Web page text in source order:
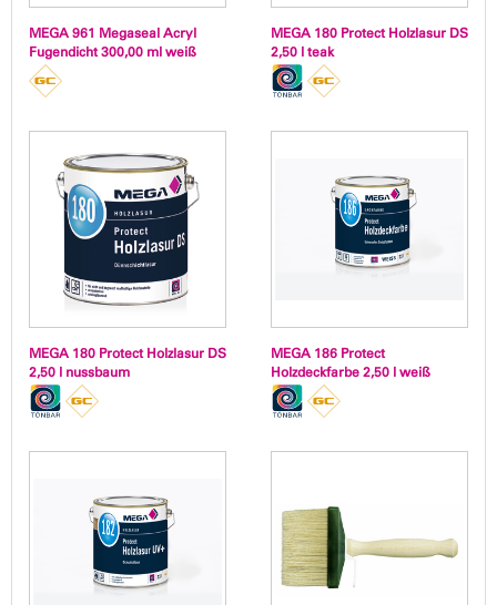
MEGA 961 Megaseal Acryl
Fugendicht 300,00 ml weiß
MEGA 180 Protect Holzlasur DS
2,50 l teak
MEGA 180 Protect Holzlasur DS
2,50 l nussbaum
MEGA 186 Protect
Holzdeckfarbe 2,50 l weiß